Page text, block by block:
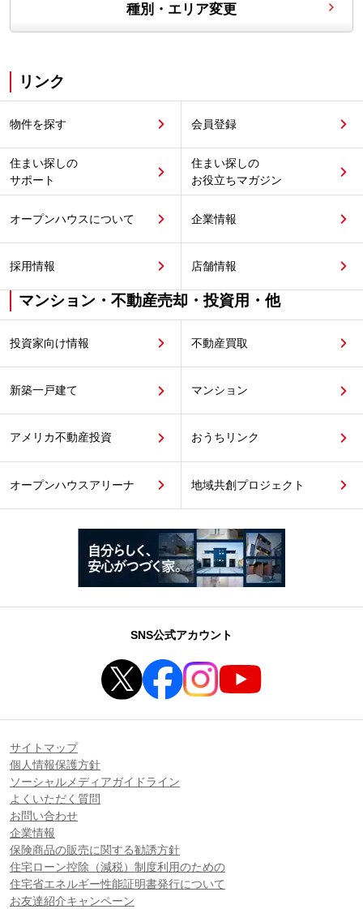
種別・エリア変更
リンク
物件を探す 会員登録
住まい探しの
サポート
住まい探しの
お役立ちマガジン
オープンハウスについて 企業情報
採用情報 店舗情報
マンション・不動産売却・投資用・他
投資家向け情報 不動産買取
新築一戸建て マンション
アメリカ不動産投資 おうちリンク
オープンハウスアリーナ 地域共創プロジェクト
SNS公式アカウント
サイトマップ
個人情報保護方針
ソーシャルメディアガイドライン
よくいただく質問
お問い合わせ
企業情報
保険商品の販売に関する勧誘方針
住宅ローン控除（減税）制度利用のための
住宅省エネルギー性能証明書発行について
お友達紹介キャンペーン